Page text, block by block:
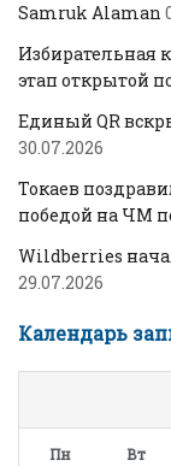
Samruk Alaman
Избирательная
этап открытой
Единый QR
30.07.2026
Токаев
победой на ЧМ
Wildberries
29.07.2026
Календарь
Пн Вт